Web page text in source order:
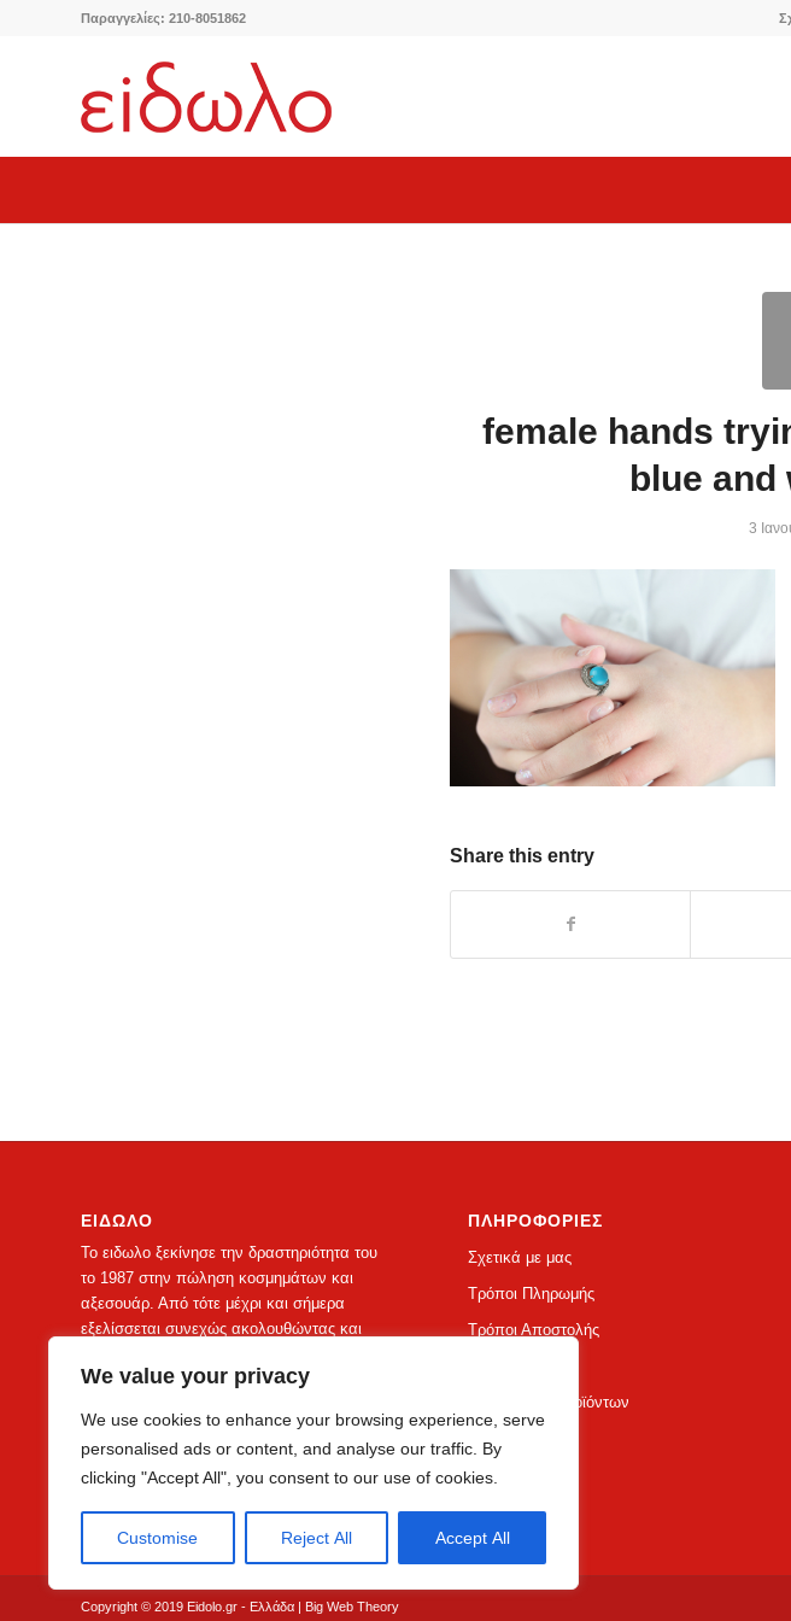
We value your privacy
We use cookies to enhance your browsing experience, serve
personalised ads or content, and analyse our traffic. By
clicking "Accept All", you consent to our use of cookies.
Customise Reject All Accept All
Παραγγελίες: 210-8051862
female hands
blue and
3
Share this entry
ΕΙΔΩΛΟ
Το ειδωλο ξεκίνησε την δραστηριότητα του
το 1987 στην πώληση κοσμημάτων και
αξεσουάρ. Από τότε μέχρι και σήμερα
εξελίσσεται συνεχώς ακολουθώντας και
καταναλωτών δείχνοντας απόλυτη
πελάτη.
ΠΛΗΡΟΦΟΡΙΕΣ
Σχετικά με μας
Τρόποι Πληρωμής
Τρόποι Αποστολής
Επιστροφές Προϊόντων
Copyright © 2019 Eidolo.gr - Ελλάδα | Big Web Theory